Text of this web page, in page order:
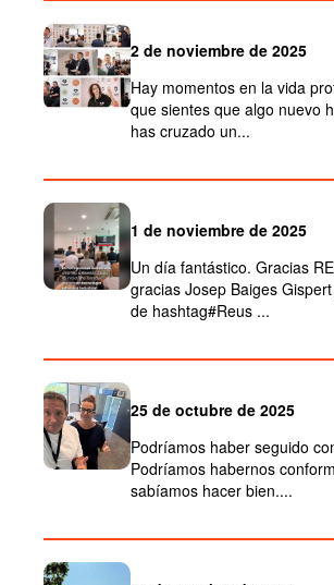
2 de noviembre de 2025
Hay momentos en la vida
que sientes que algo nuevo
has cruzado un...
1 de noviembre de 2025
Un día fantástico. Gracias
gracias Josep Baiges
de hashtag#Reus ...
25 de octubre de 2025
Podríamos haber seguido
Podríamos habernos
sabíamos hacer bien....